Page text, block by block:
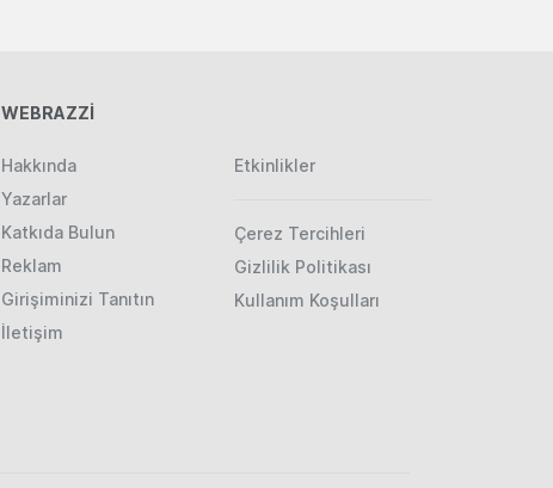
WEBRAZZİ
Hakkında
Yazarlar
Katkıda Bulun
Reklam
Girişiminizi Tanıtın
İletişim
Etkinlikler
Çerez Tercihleri
Gizlilik Politikası
Kullanım Koşulları